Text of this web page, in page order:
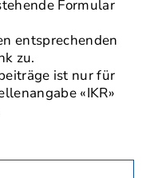
Formular
entsprechenden
zu.
ist nur für
«IKR»